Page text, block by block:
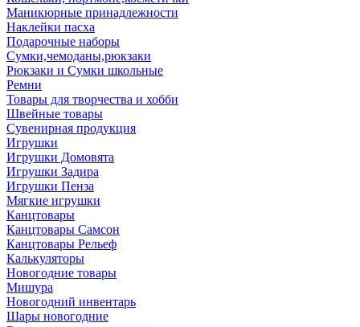
Маникюрные принадлежности
Наклейки пасха
Подарочные наборы
Сумки,чемоданы,рюкзаки
Рюкзаки и Сумки школьные
Ремни
Товары для творчества и хобби
Швейные товары
Сувенирная продукция
Игрушки
Игрушки Домовята
Игрушки Задира
Игрушки Пенза
Мягкие игрушки
Канцтовары
Канцтовары Самсон
Канцтовары Рельеф
Калькуляторы
Новогодние товары
Мишура
Новогодний инвентарь
Шары новогодние